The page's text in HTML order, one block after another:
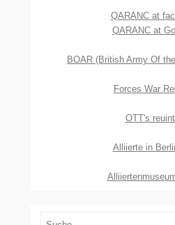
QARANC at
QARANC at
BOAR (British Army Of
Forces War
OTT's
Alliierte in
Suchen